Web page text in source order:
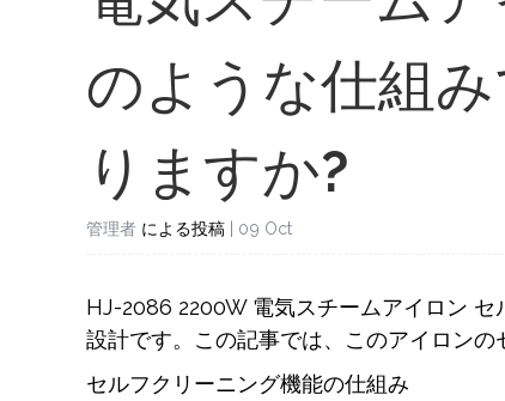
のような仕組
りますか?
管理者 による投稿 | 09 Oct
HJ-2086 2200W 電気スチームアイロン セ
設計です。この記事では、このアイロン
セルフクリーニング機能の仕組み